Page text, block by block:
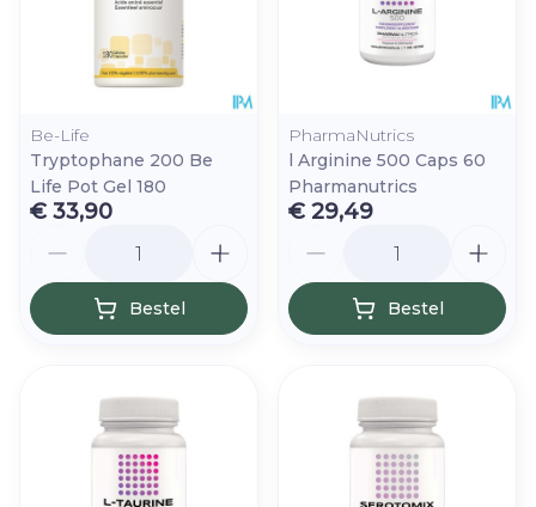
Be-Life
Tryptophane 200 Be
Life Pot Gel 180
€ 33,90
Bestel
PharmaNutrics
l Arginine 500 Caps 60
Pharmanutrics
€ 29,49
Bestel